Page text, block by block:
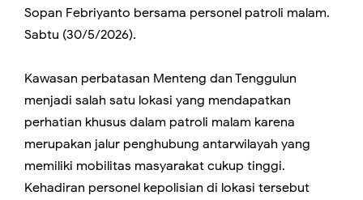
Sopan Febriyanto bersama personel patroli malam.
Sabtu (30/5/2026).
Kawasan perbatasan Menteng dan Tenggulun
menjadi salah satu lokasi yang mendapatkan
perhatian khusus dalam patroli malam karena
merupakan jalur penghubung antarwilayah yang
memiliki mobilitas masyarakat cukup tinggi.
Kehadiran personel kepolisian di lokasi tersebut